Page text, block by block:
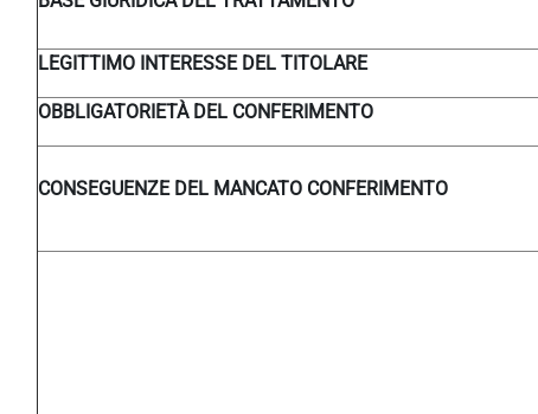
LEGITTIMO INTERESSE DEL TITOLARE
OBBLIGATORIETÀ DEL CONFERIMENTO
CONSEGUENZE DEL MANCATO CONFERIMENTO